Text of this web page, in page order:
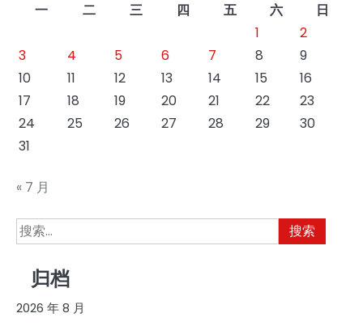
一
二 三 四 五 六
日
1
2
3
4 5 6 7 8
9
10
11 12 13 14 15
16
17
18 19 20 21 22
23
24
25 26 27 28 29
30
31
« 7 月
搜
索：
归档
2026 年 8 月